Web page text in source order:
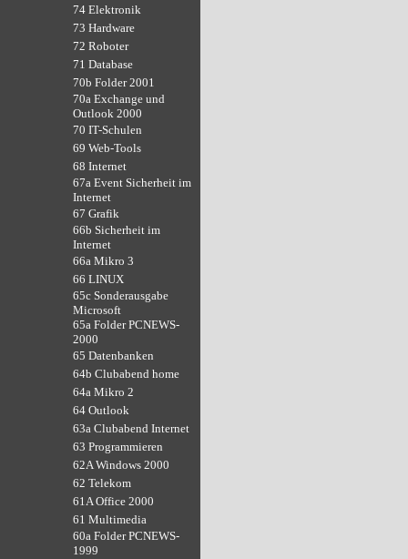
74 Elektronik
73 Hardware
72 Roboter
71 Database
70b Folder 2001
70a Exchange und
Outlook 2000
70 IT-Schulen
69 Web-Tools
68 Internet
67a Event Sicherheit im
Internet
67 Grafik
66b Sicherheit im
Internet
66a Mikro 3
66 LINUX
65c Sonderausgabe
Microsoft
65a Folder PCNEWS-
2000
65 Datenbanken
64b Clubabend home
64a Mikro 2
64 Outlook
63a Clubabend Internet
63 Programmieren
62A Windows 2000
62 Telekom
61A Office 2000
61 Multimedia
60a Folder PCNEWS-
1999